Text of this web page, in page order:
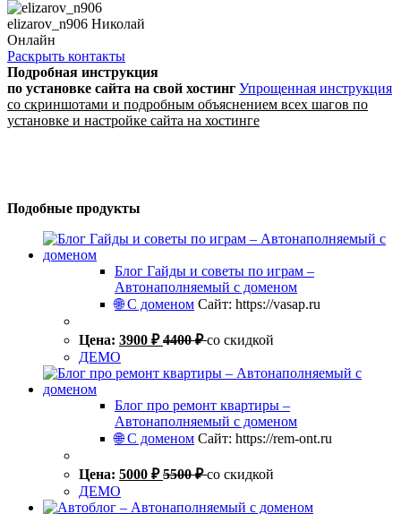
elizarov_n906 Николай
Онлайн
Раскрыть контакты
Подробная инструкция
по установке сайта на свой хостинг Упрощенная инструкция
со скриншотами и подробным объяснением всех шагов по
установке и настройке сайта на хостинге
Подобные продукты
Блог Гайды и советы по играм –
Автонаполняемый с доменом
🌐 С доменом Сайт: https://vasap.ru
Цена: 3900 ₽ 4400₽ со скидкой
ДЕМО
Блог про ремонт квартиры –
Автонаполняемый с доменом
🌐 С доменом Сайт: https://rem-ont.ru
Цена: 5000 ₽ 5500₽ со скидкой
ДЕМО